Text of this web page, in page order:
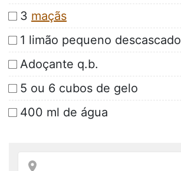
3 maçãs
1 limão pequeno descascado
Adoçante q.b.
5 ou 6 cubos de gelo
400 ml de água